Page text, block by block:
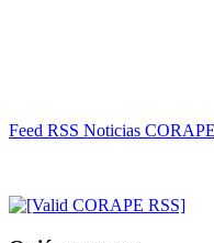
Feed RSS Noticias CORAPE